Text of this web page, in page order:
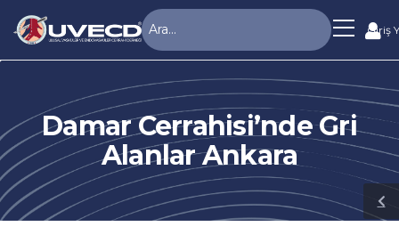
Giriş
Damar Cerrahisi’nde Gri
Alanlar Ankara